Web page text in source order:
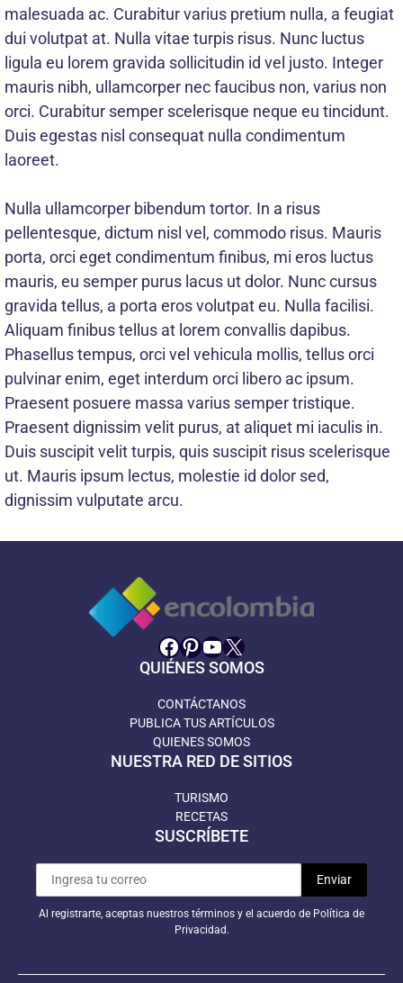
malesuada ac. Curabitur varius pretium nulla, a feugiat
dui volutpat at. Nulla vitae turpis risus. Nunc luctus
ligula eu lorem gravida sollicitudin id vel justo. Integer
mauris nibh, ullamcorper nec faucibus non, varius non
orci. Curabitur semper scelerisque neque eu tincidunt.
Duis egestas nisl consequat nulla condimentum
laoreet.
Nulla ullamcorper bibendum tortor. In a risus
pellentesque, dictum nisl vel, commodo risus. Mauris
porta, orci eget condimentum finibus, mi eros luctus
mauris, eu semper purus lacus ut dolor. Nunc cursus
gravida tellus, a porta eros volutpat eu. Nulla facilisi.
Aliquam finibus tellus at lorem convallis dapibus.
Phasellus tempus, orci vel vehicula mollis, tellus orci
pulvinar enim, eget interdum orci libero ac ipsum.
Praesent posuere massa varius semper tristique.
Praesent dignissim velit purus, at aliquet mi iaculis in.
Duis suscipit velit turpis, quis suscipit risus scelerisque
ut. Mauris ipsum lectus, molestie id dolor sed,
dignissim vulputate arcu.
Facebook
Pinterest
YouTube
X
QUIÉNES SOMOS
CONTÁCTANOS
PUBLICA TUS ARTÍCULOS
QUIENES SOMOS
NUESTRA RED DE SITIOS
TURISMO
RECETAS
SUSCRÍBETE
Al registrarte, aceptas nuestros términos y el acuerdo de Política de
Privacidad.